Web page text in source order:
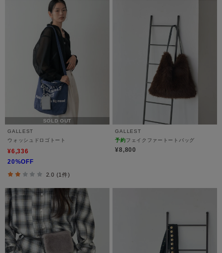
SOLD OUT
GALLEST
ウォッシュドロゴトート
¥6,336
20%OFF
2.0 (1件)
GALLEST
予約フェイクファートートバッグ
¥8,800